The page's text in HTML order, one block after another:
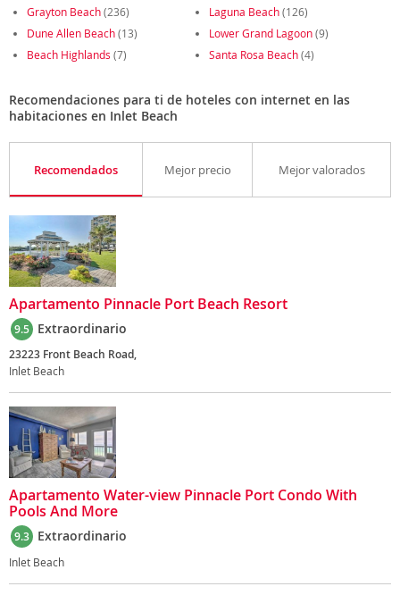
Grayton Beach(236) Laguna Beach(126)
Dune Allen Beach(13) Lower Grand Lagoon(9)
Beach Highlands (7) Santa Rosa Beach(4)
Recomendaciones para ti de hoteles con internet en las
habitaciones en Inlet Beach
Recomendados Mejor precio Mejor valorados
Apartamento Pinnacle Port Beach Resort
9.5 Extraordinario
23223 Front Beach Road,
Inlet Beach
Apartamento Water-view Pinnacle Port Condo With
Pools And More
9.3 Extraordinario
Inlet Beach